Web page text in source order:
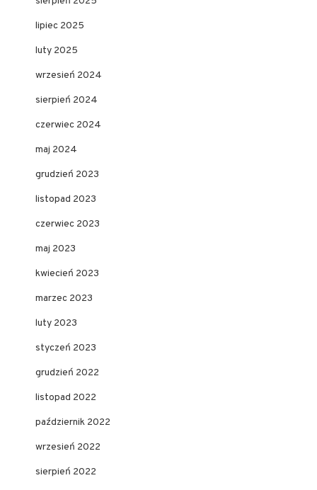
lipiec 2025
luty 2025
wrzesień 2024
sierpień 2024
czerwiec 2024
maj 2024
grudzień 2023
listopad 2023
czerwiec 2023
maj 2023
kwiecień 2023
marzec 2023
luty 2023
styczeń 2023
grudzień 2022
listopad 2022
październik 2022
wrzesień 2022
sierpień 2022